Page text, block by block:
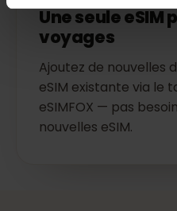
Une seule eSIM
voyages
Ajoutez de nouvelles
eSIM existante via le
eSIMFOX — pas
nouvelles eSIM.